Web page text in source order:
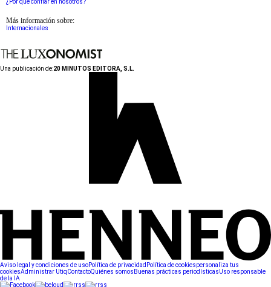
¿Por qué confiar en nosotros?
Más información sobre:
Internacionales
Una publicación de:20 MINUTOS EDITORA, S.L.
Aviso legal y condiciones de usoPolítica de privacidad Política de cookiespersonaliza tus
cookiesAdministrar UtiqContactoQuiénes somos Buenas prácticas periodísticasUso responsable
de la IA